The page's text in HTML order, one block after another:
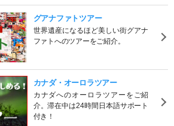
グアナファトツアー
世界遺産になるほど美しい街グアナ
ファトへのツアーをご紹介。
カナダ・オーロラツアー
カナダへのオーロラツアーをご紹
介。滞在中は24時間日本語サポート
付き！